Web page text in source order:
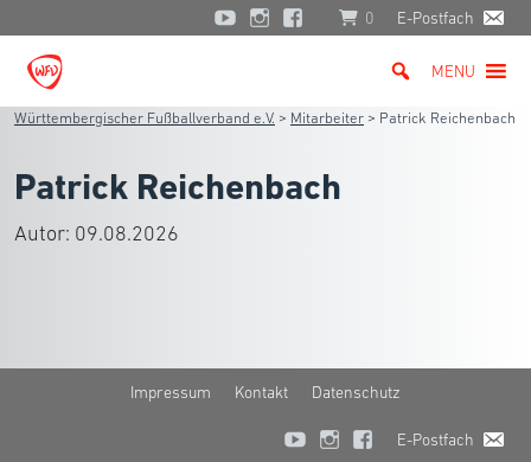
0 E-Postfach
MENU
Württembergischer Fußballverband e.V. > Mitarbeiter > Patrick Reichenbach
Patrick Reichenbach
Autor: 09.08.2026
Impressum Kontakt Datenschutz
E-Postfach